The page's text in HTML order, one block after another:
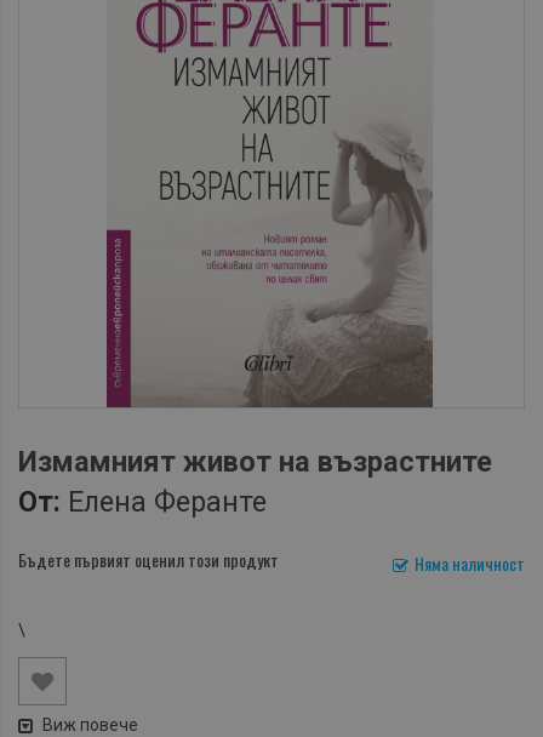
Измамният живот на възрастните
От: Елена Феранте
Няма наличност
Бъдете първият оценил този продукт
\
Виж повече